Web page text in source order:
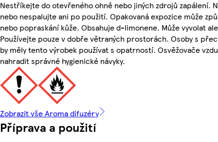
Nestříkejte do otevřeného ohně nebo jiných zdrojů zapálení.
nebo nespalujte ani po použití. Opakovaná expozice může
nebo popraskání kůže. Obsahuje d-limonene. Může vyvolat
Používejte pouze v dobře větraných prostorách. Osoby s
by měly tento výrobek používat s opatrností. Osvěžovače
nahradit správné hygienické návyky.
Zobrazit vše Aroma difuzéry
Příprava a použití